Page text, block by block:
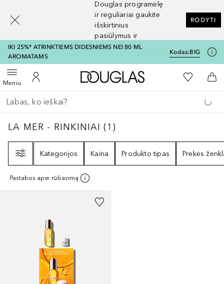
Douglas programėlę
ir reguliariai gaukite
išskirtinius
pasiūlymus ir
nuolaidas
RODYTI
IKI 25%* ATRINKTIEMS DIDESNIEMS NEI 80 ML
AROMATAMS
Kodas:BIG
MeniuAtidaryti meniuĮ mano paskyrą
Į Douglas pagrindinį
Į mano
Į
Grįžk atgal
Vykdykite paiešką
LA MER - RINKINIAI 1
LA MER - RINKINIAI (1 )
Kategorijos
Kaina Produkto tipas Prekės
Pastabos apie rūšiavimą
[navigation.slideout.screenreader]